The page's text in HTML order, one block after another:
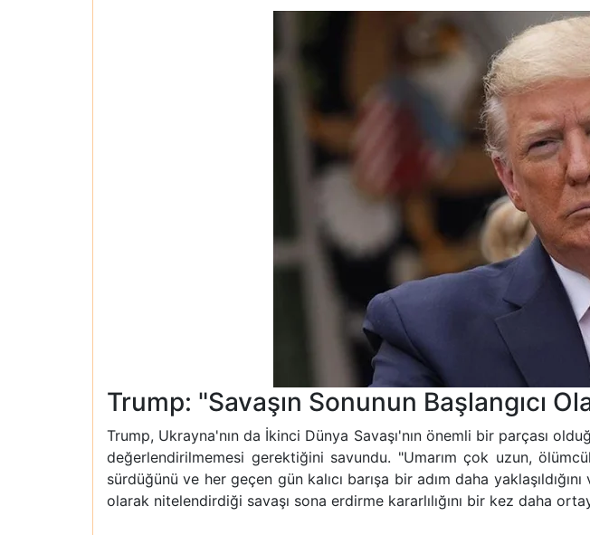
Trump: "Savaşın Sonunun Başlangıcı
Trump, Ukrayna'nın da İkinci Dünya Savaşı'nın önemli bir parçası
değerlendirilmemesi gerektiğini savundu. "Umarım çok uzun,
sürdüğünü ve her geçen gün kalıcı barışa bir adım daha
olarak nitelendirdiği savaşı sona erdirme kararlılığını bir kez daha